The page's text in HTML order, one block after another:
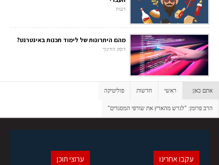
דעות
מהם היתרונות של לימוד תכנות באינטרנט?
דופק החינוך
אתם כאן: ראשי חדשות פוליטיקה
הרב פרומן: "לגרש מהארץ את שורפי המסגדים"
ערוצי תוכן עקבו אחרינו